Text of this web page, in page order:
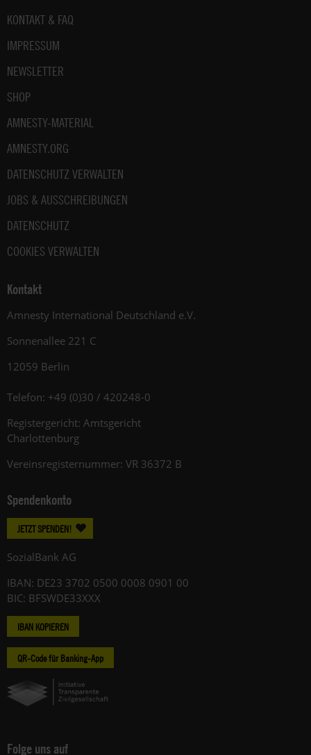
Fußbereich
KONTAKT & FAQ
IMPRESSUM
NEWSLETTER
SHOP
AMNESTY-MATERIAL
AMNESTY.ORG
DATENSCHUTZ VERWALTEN
JOBS & AUSSCHREIBUNGEN
DATENSCHUTZ
COOKIES VERWALTEN
Kontakt
Amnesty International Deutschland e.V.
Sonnenallee 221 C
12059 Berlin
Telefon: +49 (0)30 / 420248-0
Registergericht: Amtsgericht
Charlottenburg
Vereinsregisternummer: VR 36372 B
Spendenkonto
JETZT SPENDEN!
SozialBank AG
IBAN: DE23 3702 0500 0008 0901 00
BIC: BFSWDE33XXX
IBAN KOPIEREN
QR-Code für Banking-App
Folge uns auf